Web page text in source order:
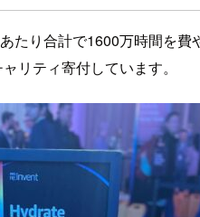
たり合計で1600万時間を
リティ寄付しています。